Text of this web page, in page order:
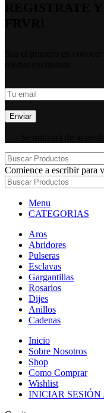
Comience a escribir para
Menu
CATEGORIAS
Aros
Abridores
Pulseras
Esclavas
Gargantillas
Rosarios
Dijes
Anillos
Cadenas
Inicio
Sobre Nosotros
Shop
Como Comprar
Wishlist
INICIAR SESIÓN